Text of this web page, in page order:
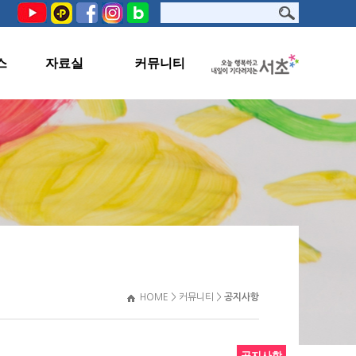
자료실
PHOTO
서초문화원TV
커뮤니티
공지사항
교육생지원
자료실
관련사이트
HOME > 커뮤니티 > 공지사항